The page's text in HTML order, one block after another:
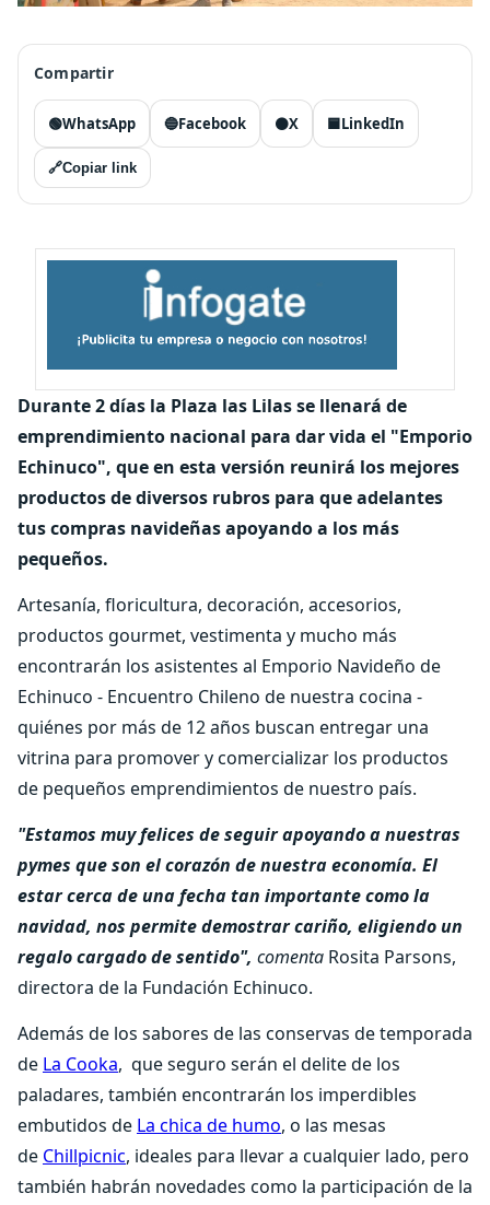
Compartir
🟢WhatsApp 🔵Facebook ⚫X 🟦LinkedIn
🔗Copiar link
Durante 2 días la Plaza las Lilas se llenará de
emprendimiento nacional para dar vida el "Emporio
Echinuco", que en esta versión reunirá los mejores
productos de diversos rubros para que adelantes
tus compras navideñas apoyando a los más
pequeños.
Artesanía, floricultura, decoración, accesorios,
productos gourmet, vestimenta y mucho más
encontrarán los asistentes al Emporio Navideño de
Echinuco - Encuentro Chileno de nuestra cocina -
quiénes por más de 12 años buscan entregar una
vitrina para promover y comercializar los productos
de pequeños emprendimientos de nuestro país.
"Estamos muy felices de seguir apoyando a nuestras
pymes que son el corazón de nuestra economía. El
estar cerca de una fecha tan importante como la
navidad, nos permite demostrar cariño, eligiendo un
regalo cargado de sentido", comenta Rosita Parsons,
directora de la Fundación Echinuco.
Además de los sabores de las conservas de temporada
de La Cooka, que seguro serán el delite de los
paladares, también encontrarán los imperdibles
embutidos de La chica de humo, o las mesas
de Chillpicnic, ideales para llevar a cualquier lado, pero
también habrán novedades como la participación de la